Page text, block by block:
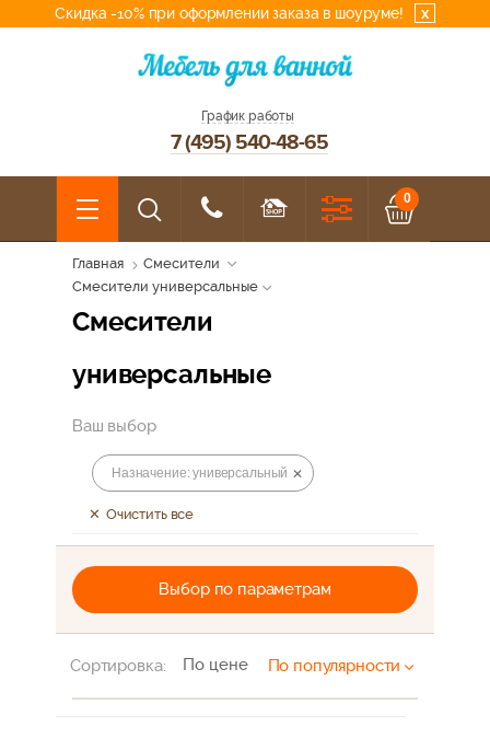
Скидка -10% при оформлении заказа в шоуруме! x
График работы
7 (495) 540-48-65
0
Главная
Смесители
Смесители универсальные
Смесители
универсальные
Ваш выбор
Назначение: универсальный
Очистить все
Выбор по параметрам
Сортировка: По цене По популярности